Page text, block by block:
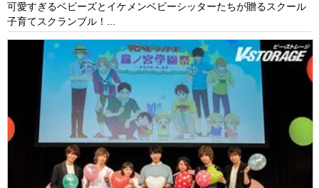
可愛すぎるベビーズとイケメンベビーシッターたちが贈るスクール
子育てスクランブル！...